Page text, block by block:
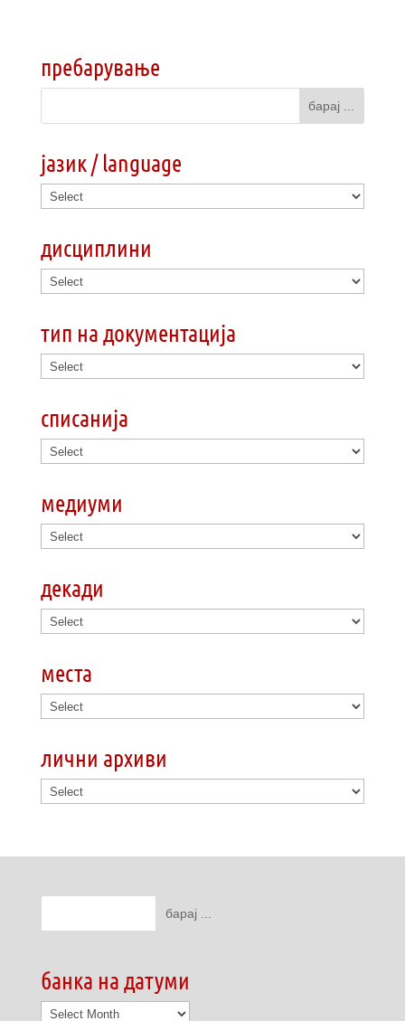
пребарување
јазик / language
дисциплини
тип на документација
списанија
медиуми
декади
места
лични архиви
банка на датуми
банка